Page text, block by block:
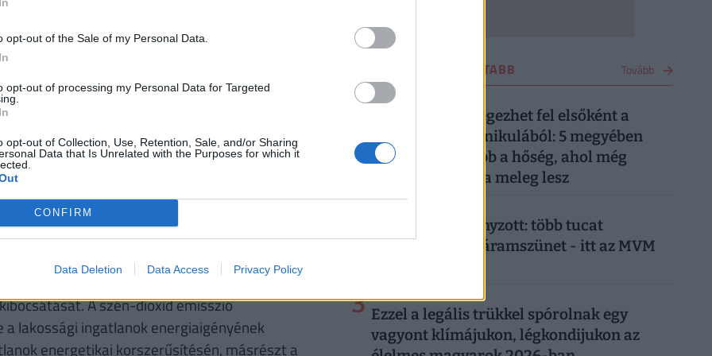
opt-out of the Sale of my Personal Data.
opt-out of processing my Personal Data for Targeted
opt-out of Collection, Use, Retention, Sale, and/or Sharing
Data that Is Unrelated with the Purposes for which it
CONFIRM
Data Deletion Data Access Privacy Policy
igényelne. Újonnan épített családi házak
a cserepek is helyettesíthetők napelemekkel,
a téli időjárás
a
képlet, ha nem egy hagyományos építési
házról van szó, ekkor ugyanis a
ház teljes energiaszükségletét
hogy 2020-ig 20 százalékkal csökkenti a
A szén-dioxid emisszió
lakossági ingatlanok energiaigényének
energetikai korszerűsítésén, másrészt a
OTTHON LEGOLVASOTTABB Tovább
1 2 napja
Ez a 7 megye lélegezhet fel elsőként a
kibírhatatlan kánikulából: 5 megyében
tart ki a legtovább a hőség, ahol még
pénteken is kutya meleg lesz
Már csak ez hiányzott: több tucat
településen jön áramszünet - itt az MVM
3 3 hete
Ezzel a legális trükkel spórolnak egy
vagyont klímájukon, légkondijukon az